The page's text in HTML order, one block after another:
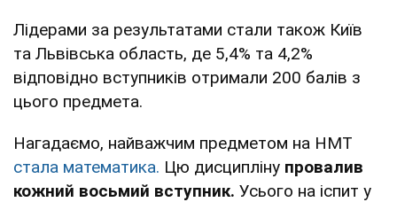
Лідерами за результатами стали також Київ
та Львівська область, де 5,4% та 4,2%
відповідно вступників отримали 200 балів з
цього предмета.
Нагадаємо, найважчим предметом на НМТ
стала математика. Цю дисципліну провалив
кожний восьмий вступник. Усього на іспит у